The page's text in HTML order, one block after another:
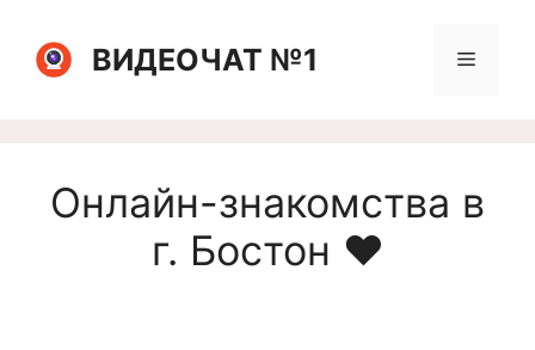
содержимомуВИДЕОЧАТ №1 Меню
Онлайн-знакомства в
г. Бостон ❤️